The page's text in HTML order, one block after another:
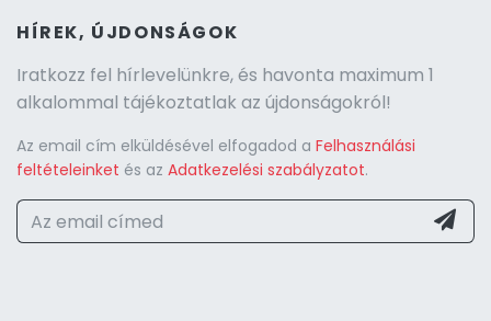
HÍREK, ÚJDONSÁGOK
Iratkozz fel hírlevelünkre, és havonta maximum 1
alkalommal tájékoztatlak az újdonságokról!
Az email cím elküldésével elfogadod a Felhasználási
feltételeinket és az Adatkezelési szabályzatot.